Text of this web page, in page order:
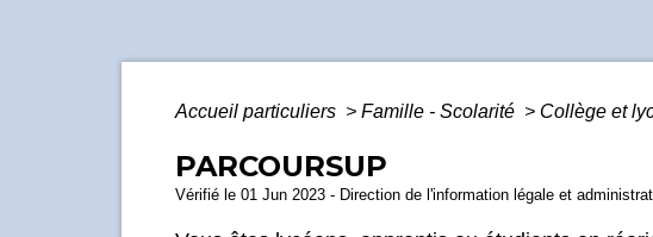
Accueil particuliers > Famille - Scolarité > Collège et
PARCOURSUP
Vérifié le 01 Jun 2023 - Direction de l'information légale et